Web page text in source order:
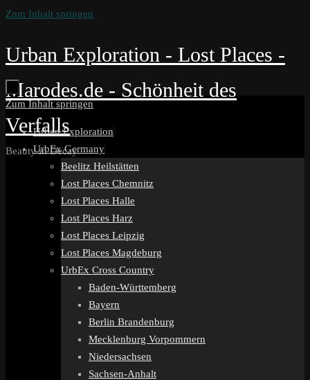
Zum Inhalt springen
Urban Exploration - Lost Places -
Marodes.de - Schönheit des
Verfalls
Beauty in Decay
Zum Inhalt springen
Urban Exploration
UrbEx Germany
Beelitz Heilstätten
Lost Places Chemnitz
Lost Places Halle
Lost Places Harz
Lost Places Leipzig
Lost Places Magdeburg
UrbEx Cross Country
Baden-Württemberg
Bayern
Berlin Brandenburg
Mecklenburg Vorpommern
Niedersachsen
Sachsen-Anhalt